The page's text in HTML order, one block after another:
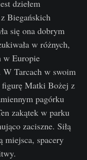
dziełem
Biegańskich
się ona dobrym
w różnych,
w Europie
Tarcach w swoim
figurę Matki Bożej z
pagórku
zakątek w parku
zaciszne. Siłą
miejsca, spacery